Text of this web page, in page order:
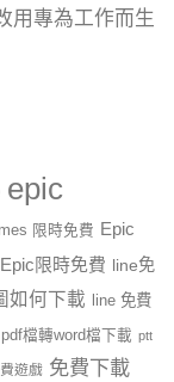
用專為工作而生
epic
限時免費 Epic
Epic限時免費 line免
如何下載
line 免費
pdf檔轉word檔下載 ptt
遊戲 免費下載